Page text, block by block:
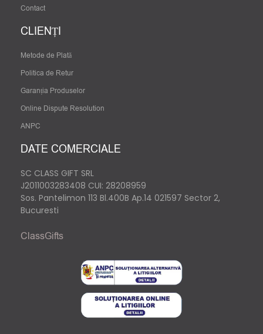
Contact
CLIENȚI
Metode de Plată
Politica de Retur
Garanția Produselor
Online Dispute Resolution
ANPC
DATE COMERCIALE
SC CLASS GIFT SRL
J2011003283408 CUI: 28208959
Sos. Pantelimon 113 Bl.400B Ap.14 021597 Sector 2,
Bucuresti
ClassGifts